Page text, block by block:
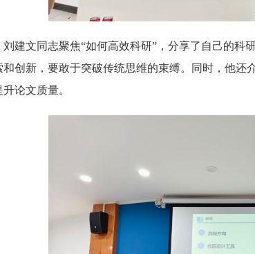
刘建文同志聚焦“如何高效科研”，分享了自己的科
和创新，要敢于突破传统思维的束缚。同时，他
论文质量。